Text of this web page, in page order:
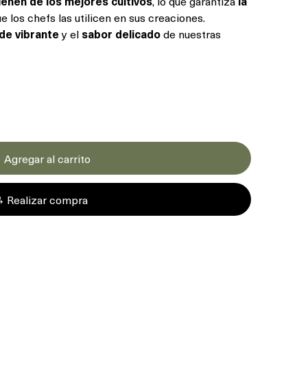
los chefs las utilicen en sus creaciones.
vibrantey el sabor delicadode nuestras
Agregar al carrito
Realizar compra